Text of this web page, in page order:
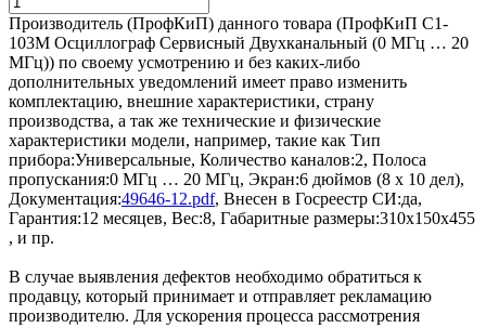
Производитель (ПрофКиП) данного товара (ПрофКиП С1-
103М Осциллограф Сервисный Двухканальный (0 МГц … 20
МГц)) по своему усмотрению и без каких-либо
дополнительных уведомлений имеет право изменить
комплектацию, внешние характеристики, страну
производства, а так же технические и физические
характеристики модели, например, такие как Тип
прибора:Универсальные, Количество каналов:2, Полоса
пропускания:0 МГц … 20 МГц, Экран:6 дюймов (8 х 10 дел),
Документация:49646-12.pdf, Внесен в Госреестр СИ:да,
Гарантия:12 месяцев, Вес:8, Габаритные размеры:310х150х455
, и пр.
В случае выявления дефектов необходимо обратиться к
продавцу, который принимает и отправляет рекламацию
производителю. Для ускорения процесса рассмотрения